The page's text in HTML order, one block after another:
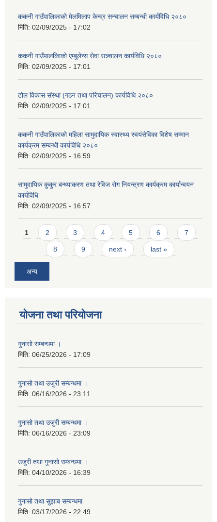
ककनी गाउँपालिकाको मेलमिलाप केन्द्र सन्चालन सम्बन्धी कार्यविधि २०८०
मिति: 02/09/2025 - 17:02
ककनी गाउँपालकािको एम्बुलेन्स सेवा सञ्चालन कार्यविधि २०८०
मिति: 02/09/2025 - 17:01
टोल विकास संस्था (गठन तथा परिचालन) कार्यविधि २०८०
मिति: 02/09/2025 - 17:01
ककनी गाउँपालिकाको महिला सामुदायिक स्वास्थ्य स्वयंसेविका विशेष सम्मान
कार्यक्रम सम्बन्धी कार्यविधि २०८०
मिति: 02/09/2025 - 16:59
सामुदायिक कुकुर बन्ध्याकरण तथा रेविज रोग नियन्त्रण कार्यक्रम कार्यान्वयन
कार्यविधि
मिति: 02/09/2025 - 16:57
Pages
1 2 3 4 5 6 7
8 9 next › last »
अन्य
योजना तथा परियोजना
गुनासो सम्बन्धमा ।
मिति: 06/25/2026 - 17:09
गुनासो तथा उजुरी सम्बन्धमा ।
मिति: 06/16/2026 - 23:11
गुनासो तथा उजुरी सम्बन्धमा ।
मिति: 06/16/2026 - 23:09
उजुरी तथा गुनासो सम्बन्धमा ।
मिति: 04/10/2026 - 16:39
गुनासो तथा सुझाब सम्बन्धमा
मिति: 03/17/2026 - 22:49